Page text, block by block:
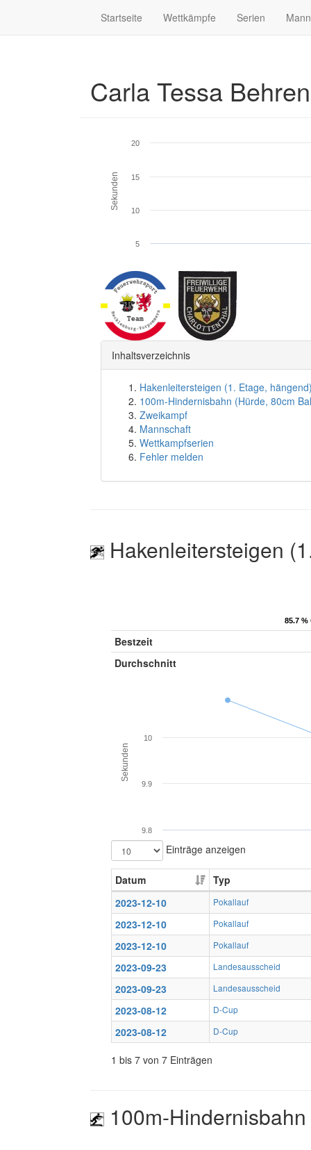
Startseite Wettkämpfe Serien
Carla Tessa
Sekunden
5
10
15
20
Inhaltsverzeichnis
Hakenleitersteigen (1. Etage,
100m-Hindernisbahn (Hürde, 80cm
Zweikampf
Mannschaft
Wettkampfserien
Fehler melden
Hakenleitersteigen
85.7
85.7
Bestzeit
Durchschnitt
Sekunden
9.8
9.9
10
Einträge anzeigen
Datum
Typ
2023-12-10
Pokallauf
2023-12-10 Pokallauf
2023-12-10 Pokallauf
2023-09-23 Landesausscheid
2023-09-23 Landesausscheid
2023-08-12 D-Cup
2023-08-12 D-Cup
1 bis 7 von 7 Einträgen
100m-